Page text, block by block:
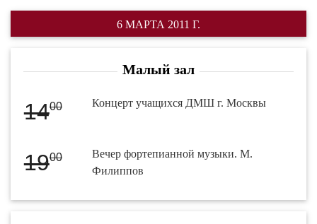
6 МАРТА 2011 Г.
Малый зал
1400 Концерт учащихся ДМШ г. Москвы
1900
Вечер фортепианной музыки. М.
Филиппов